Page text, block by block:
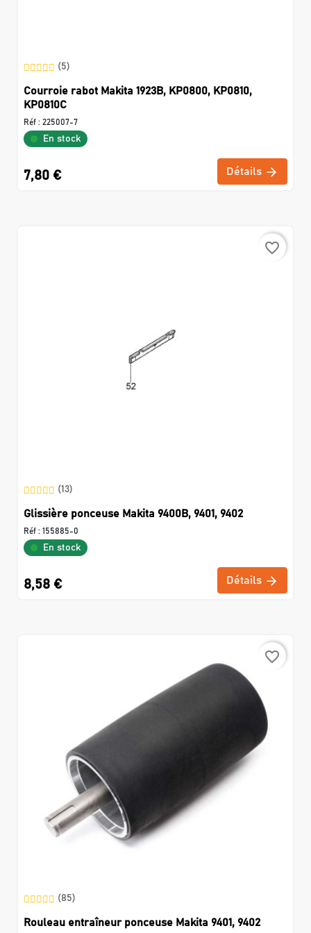
(5)
Courroie rabot Makita 1923B, KP0800, KP0810,
KP0810C
Réf : 225007-7
En stock
7,80 € Détails
favorite_border
(13)
Glissière ponceuse Makita 9400B, 9401, 9402
Réf : 155885-0
En stock
8,58 € Détails
favorite_border
(85)
Rouleau entraîneur ponceuse Makita 9401, 9402